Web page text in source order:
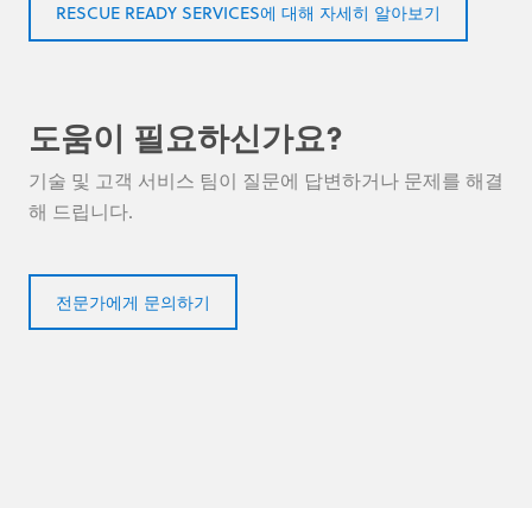
RESCUE READY SERVICES에 대해 자세히 알아보기
도움이 필요하신가요?
기술 및 고객 서비스 팀이 질문에 답변하거나 문제를 해결
해 드립니다.
전문가에게 문의하기